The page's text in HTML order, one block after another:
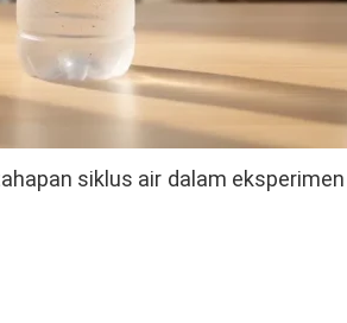
siklus air dalam